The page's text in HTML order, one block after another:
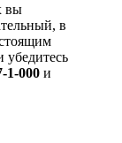
вы
в
убедитесь
1-000 и